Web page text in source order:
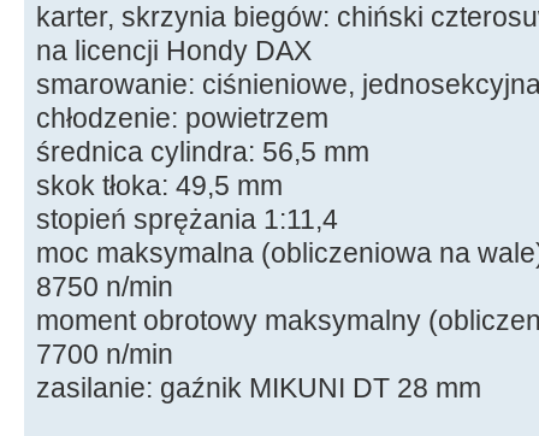
karter, skrzynia biegów: chiński
na licencji Hondy DAX
smarowanie: ciśnieniowe,
chłodzenie: powietrzem
średnica cylindra: 56,5 mm
skok tłoka: 49,5 mm
stopień sprężania 1:11,4
moc maksymalna (obliczeniowa na
8750 n/min
moment obrotowy maksymalny
7700 n/min
zasilanie: gaźnik MIKUNI DT 28 mm